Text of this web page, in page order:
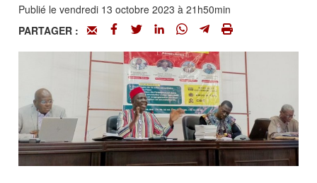
Publié le vendredi 13 octobre 2023 à 21h50min
PARTAGER :